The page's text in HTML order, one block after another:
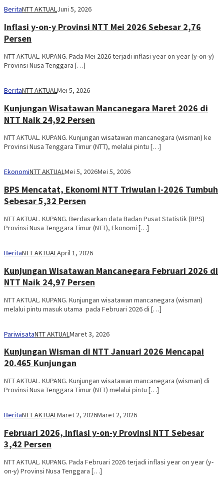
BeritaNTT AKTUALJuni 5, 2026
Inflasi y-on-y Provinsi NTT Mei 2026 Sebesar 2,76
Persen
NTT AKTUAL. KUPANG. Pada Mei 2026 terjadi inflasi year on year (y-on-y)
Provinsi Nusa Tenggara […]
BeritaNTT AKTUALMei 5, 2026
Kunjungan Wisatawan Mancanegara Maret 2026 di
NTT Naik 24,92 Persen
NTT AKTUAL. KUPANG. Kunjungan wisatawan mancanegara (wisman) ke
Provinsi Nusa Tenggara Timur (NTT), melalui pintu […]
EkonomiNTT AKTUALMei 5, 2026Mei 5, 2026
BPS Mencatat, Ekonomi NTT Triwulan I-2026 Tumbuh
Sebesar 5,32 Persen
NTT AKTUAL. KUPANG. Berdasarkan data Badan Pusat Statistik (BPS)
Provinsi Nusa Tenggara Timur (NTT), Ekonomi […]
BeritaNTT AKTUALApril 1, 2026
Kunjungan Wisatawan Mancanegara Februari 2026 di
NTT Naik 24,97 Persen
NTT AKTUAL. KUPANG. Kunjungan wisatawan mancanegara (wisman)
melalui pintu masuk utama pada Februari 2026 di […]
PariwisataNTT AKTUAL Maret 3, 2026
Kunjungan Wisman di NTT Januari 2026 Mencapai
20.465 Kunjungan
NTT AKTUAL. KUPANG. Kunjungan wisatawan mancanegara (wisman) di
Provinsi Nusa Tenggara Timur (NTT) melalui pintu […]
BeritaNTT AKTUALMaret 2, 2026Maret 2, 2026
Februari 2026, Inflasi y-on-y Provinsi NTT Sebesar
3,42 Persen
NTT AKTUAL. KUPANG. Pada Februari 2026 terjadi inflasi year on year (y-
on-y) Provinsi Nusa Tenggara […]